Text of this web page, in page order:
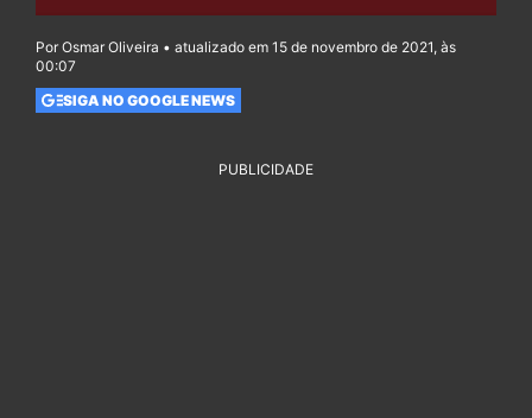
Por Osmar Oliveira • atualizado em 15 de novembro de 2021, às
00:07
SIGA NO GOOGLE NEWS
PUBLICIDADE